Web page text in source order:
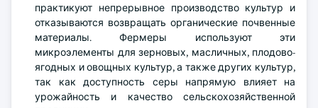
практикуют непрерывное производство культур и
отказываются возвращать органические почвенные
материалы. Фермеры используют эти
микроэлементы для зерновых, масличных, плодово-
ягодных и овощных культур, а также других культур,
так как доступность серы напрямую влияет на
урожайность и качество сельскохозяйственной